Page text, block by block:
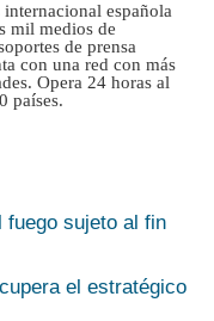
española
mil medios de
de prensa
con una red con más
Opera 24 horas al
países.
fuego sujeto al fin
el estratégico